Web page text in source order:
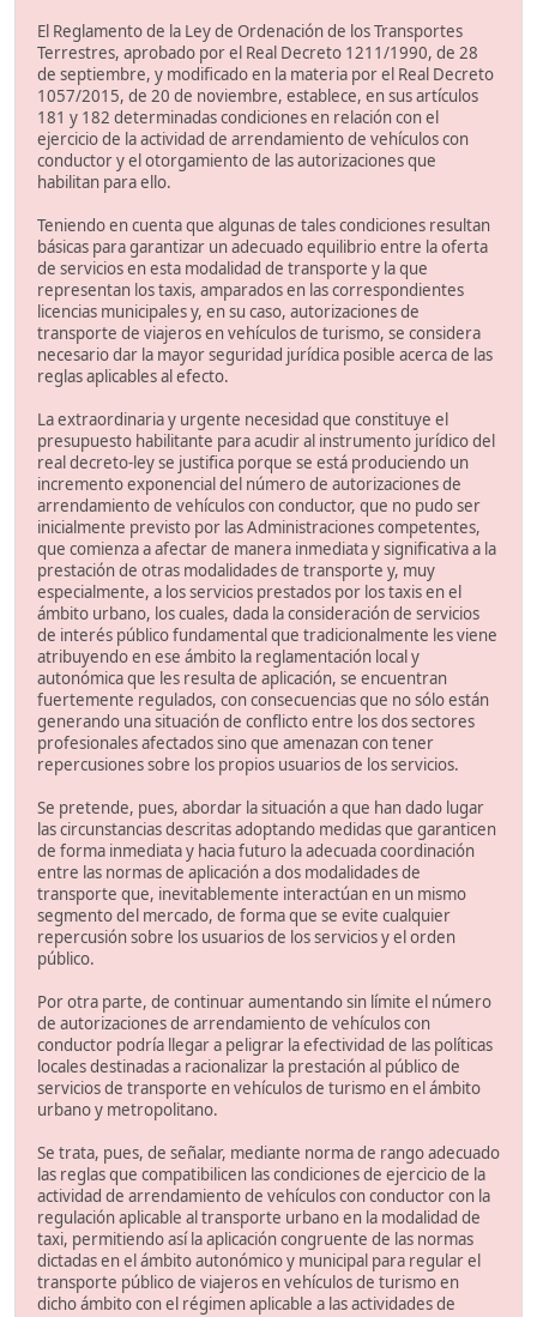
El Reglamento de la Ley de Ordenación de los Transportes
Terrestres, aprobado por el Real Decreto 1211/1990, de 28
de septiembre, y modificado en la materia por el Real Decreto
1057/2015, de 20 de noviembre, establece, en sus artículos
181 y 182 determinadas condiciones en relación con el
ejercicio de la actividad de arrendamiento de vehículos con
conductor y el otorgamiento de las autorizaciones que
habilitan para ello.
Teniendo en cuenta que algunas de tales condiciones resultan
básicas para garantizar un adecuado equilibrio entre la oferta
de servicios en esta modalidad de transporte y la que
representan los taxis, amparados en las correspondientes
licencias municipales y, en su caso, autorizaciones de
transporte de viajeros en vehículos de turismo, se considera
necesario dar la mayor seguridad jurídica posible acerca de las
reglas aplicables al efecto.
La extraordinaria y urgente necesidad que constituye el
presupuesto habilitante para acudir al instrumento jurídico del
real decreto-ley se justifica porque se está produciendo un
incremento exponencial del número de autorizaciones de
arrendamiento de vehículos con conductor, que no pudo ser
inicialmente previsto por las Administraciones competentes,
que comienza a afectar de manera inmediata y significativa a la
prestación de otras modalidades de transporte y, muy
especialmente, a los servicios prestados por los taxis en el
ámbito urbano, los cuales, dada la consideración de servicios
de interés público fundamental que tradicionalmente les viene
atribuyendo en ese ámbito la reglamentación local y
autonómica que les resulta de aplicación, se encuentran
fuertemente regulados, con consecuencias que no sólo están
generando una situación de conflicto entre los dos sectores
profesionales afectados sino que amenazan con tener
repercusiones sobre los propios usuarios de los servicios.
Se pretende, pues, abordar la situación a que han dado lugar
las circunstancias descritas adoptando medidas que garanticen
de forma inmediata y hacia futuro la adecuada coordinación
entre las normas de aplicación a dos modalidades de
transporte que, inevitablemente interactúan en un mismo
segmento del mercado, de forma que se evite cualquier
repercusión sobre los usuarios de los servicios y el orden
público.
Por otra parte, de continuar aumentando sin límite el número
de autorizaciones de arrendamiento de vehículos con
conductor podría llegar a peligrar la efectividad de las políticas
locales destinadas a racionalizar la prestación al público de
servicios de transporte en vehículos de turismo en el ámbito
urbano y metropolitano.
Se trata, pues, de señalar, mediante norma de rango adecuado
las reglas que compatibilicen las condiciones de ejercicio de la
actividad de arrendamiento de vehículos con conductor con la
regulación aplicable al transporte urbano en la modalidad de
taxi, permitiendo así la aplicación congruente de las normas
dictadas en el ámbito autonómico y municipal para regular el
transporte público de viajeros en vehículos de turismo en
dicho ámbito con el régimen aplicable a las actividades de